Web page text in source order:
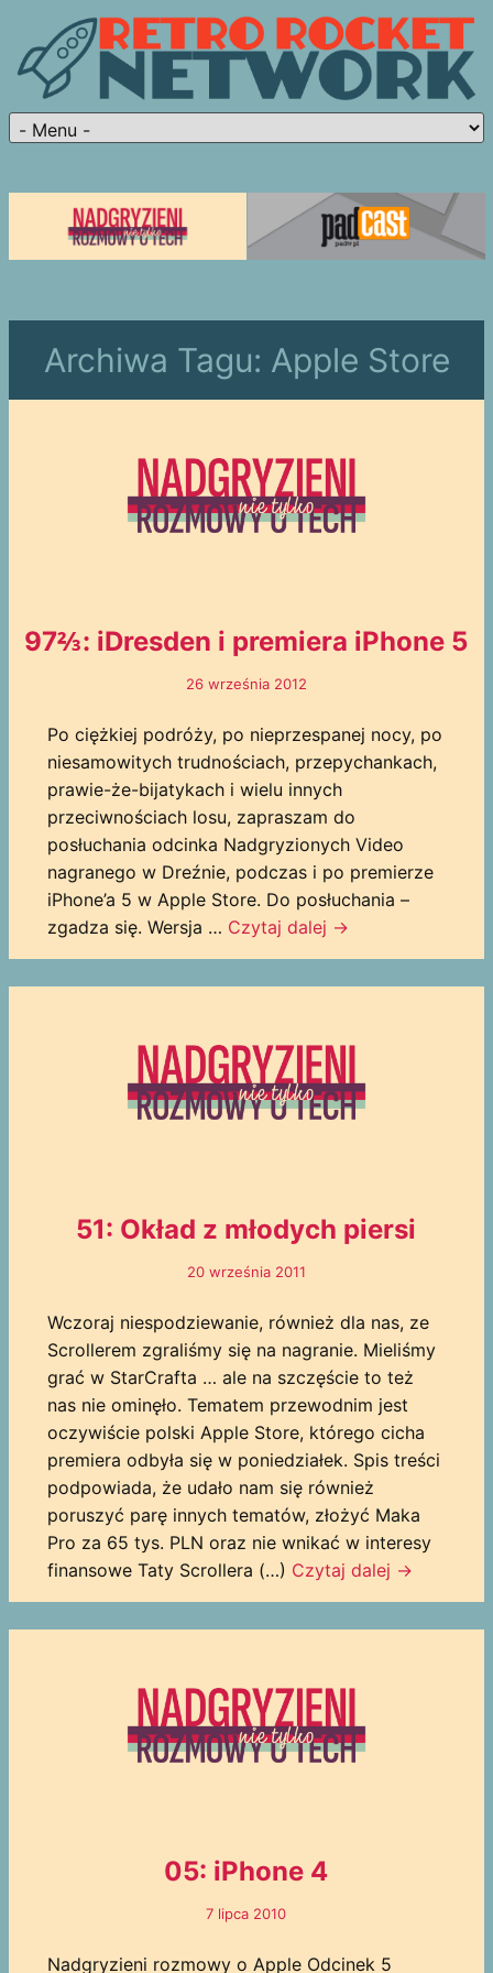
Archiwa Tagu: Apple Store
97⅔: iDresden i premiera iPhone 5
26 września 2012
Po ciężkiej podróży, po nieprzespanej nocy, po
niesamowitych trudnościach, przepychankach,
prawie-że-bijatykach i wielu innych
przeciwnościach losu, zapraszam do
posłuchania odcinka Nadgryzionych Video
nagranego w Dreźnie, podczas i po premierze
iPhone’a 5 w Apple Store. Do posłuchania –
zgadza się. Wersja … Czytaj dalej →
51: Okład z młodych piersi
20 września 2011
Wczoraj niespodziewanie, również dla nas, ze
Scrollerem zgraliśmy się na nagranie. Mieliśmy
grać w StarCrafta … ale na szczęście to też
nas nie ominęło. Tematem przewodnim jest
oczywiście polski Apple Store, którego cicha
premiera odbyła się w poniedziałek. Spis treści
podpowiada, że udało nam się również
poruszyć parę innych tematów, złożyć Maka
Pro za 65 tys. PLN oraz nie wnikać w interesy
finansowe Taty Scrollera (…) Czytaj dalej →
05: iPhone 4
7 lipca 2010
Nadgryzieni rozmowy o Apple Odcinek 5